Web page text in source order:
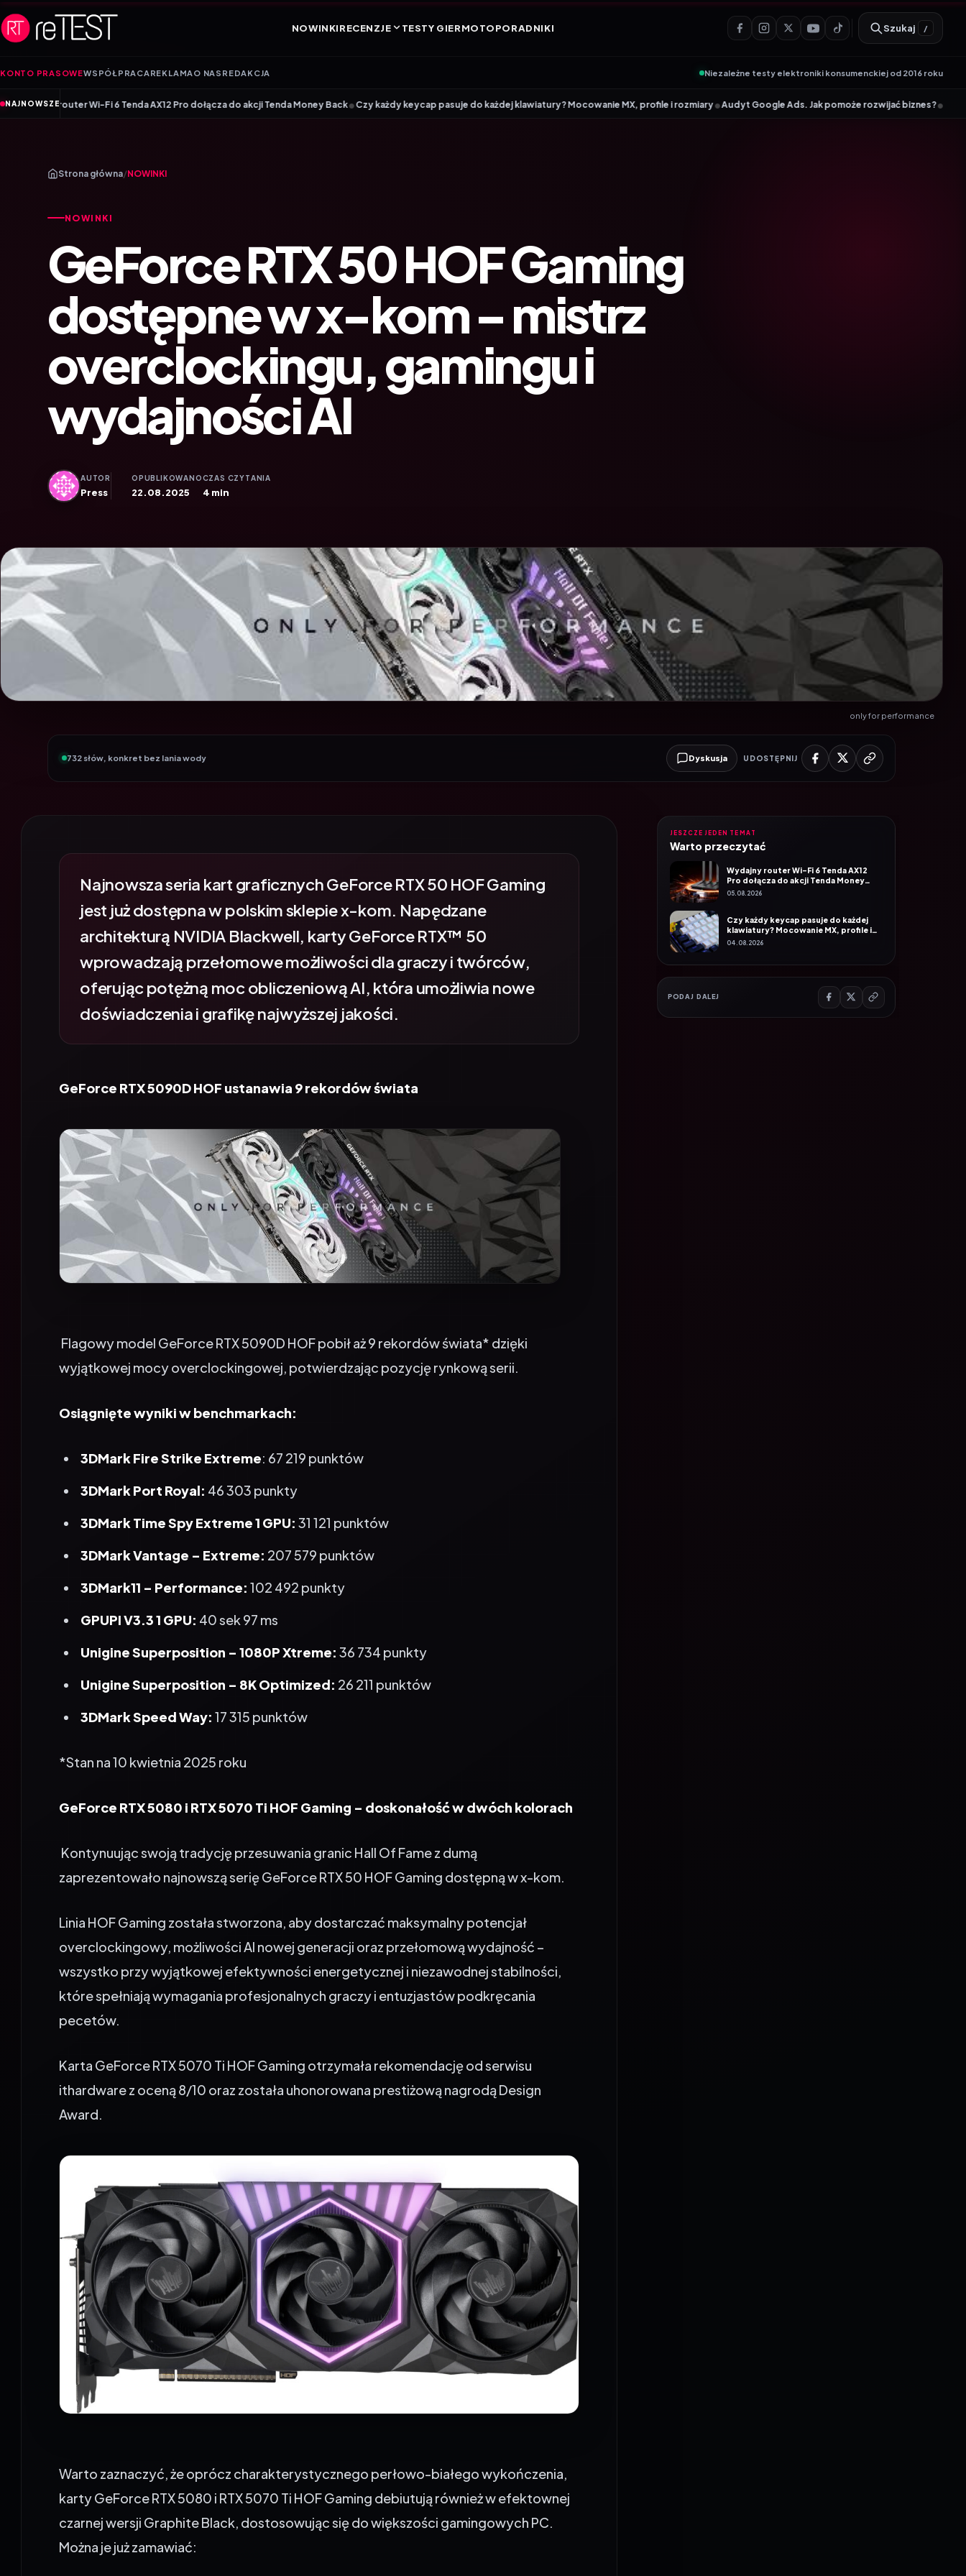
NOWINKIRECENZJE TESTY GIERMOTOPORADNIKI Szukaj /
KONTO PRASOWEWSPÓŁPRACA REKLAMA O NAS REDAKCJA Niezależne testy elektroniki konsumenckiej od 2016 roku
NAJNOWSZE
Wi-Fi 6 Tenda AX12 Pro dołącza do akcji Tenda Money Back•Czy każdy keycap pasuje do każdej klawiatury? Mocowanie MX, profile i rozmiary•Audyt Google Ads. Jak pomoże rozwijać biznes?•TP-Link Archer
Strona główna/NOWINKI
NOWINKI
GeForce RTX 50 HOF Gaming
dostępne w x-kom – mistrz
overclockingu, gamingu i
wydajności AI
AUTOR
Press
OPUBLIKOWANO
22.08.2025
CZAS CZYTANIA
4 min
only for performance
732 słów, konkret bez lania wody Dyskusja UDOSTĘPNIJ
Najnowsza seria kart graficznych GeForce RTX 50 HOF Gaming
jest już dostępna w polskim sklepie x-kom. Napędzane
architekturą NVIDIA Blackwell, karty GeForce RTX™ 50
wprowadzają przełomowe możliwości dla graczy i twórców,
oferując potężną moc obliczeniową AI, która umożliwia nowe
doświadczenia i grafikę najwyższej jakości.
GeForce RTX 5090D HOF ustanawia 9 rekordów świata
Flagowy model GeForce RTX 5090D HOF pobił aż 9 rekordów świata* dzięki
wyjątkowej mocy overclockingowej, potwierdzając pozycję rynkową serii.
Osiągnięte wyniki w benchmarkach:
3DMark Fire Strike Extreme: 67 219 punktów
3DMark Port Royal: 46 303 punkty
3DMark Time Spy Extreme 1 GPU: 31 121 punktów
3DMark Vantage – Extreme: 207 579 punktów
3DMark11 – Performance: 102 492 punkty
GPUPI V3.3 1 GPU: 40 sek 97 ms
Unigine Superposition – 1080P Xtreme: 36 734 punkty
Unigine Superposition – 8K Optimized: 26 211 punktów
3DMark Speed Way: 17 315 punktów
*Stan na 10 kwietnia 2025 roku
GeForce RTX 5080 i RTX 5070 Ti HOF Gaming – doskonałość w dwóch kolorach
Kontynuując swoją tradycję przesuwania granic Hall Of Fame z dumą
zaprezentowało najnowszą serię GeForce RTX 50 HOF Gaming dostępną w x-kom.
Linia HOF Gaming została stworzona, aby dostarczać maksymalny potencjał
overclockingowy, możliwości AI nowej generacji oraz przełomową wydajność –
wszystko przy wyjątkowej efektywności energetycznej i niezawodnej stabilności,
które spełniają wymagania profesjonalnych graczy i entuzjastów podkręcania
pecetów.
Karta GeForce RTX 5070 Ti HOF Gaming otrzymała rekomendację od serwisu
ithardware z oceną 8/10 oraz została uhonorowana prestiżową nagrodą Design
Award.
Warto zaznaczyć, że oprócz charakterystycznego perłowo-białego wykończenia,
karty GeForce RTX 5080 i RTX 5070 Ti HOF Gaming debiutują również w efektownej
czarnej wersji Graphite Black, dostosowując się do większości gamingowych PC.
Można je już zamawiać:
JESZCZE JEDEN TEMAT
Warto przeczytać
Wydajny router Wi-Fi 6 Tenda AX12
Pro dołącza do akcji Tenda Money
Back
05.08.2026
Czy każdy keycap pasuje do każdej
klawiatury? Mocowanie MX, profile i
rozmiary
04.08.2026
PODAJ DALEJ